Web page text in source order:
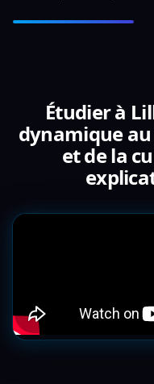
Étudier à
dynamique
et de la